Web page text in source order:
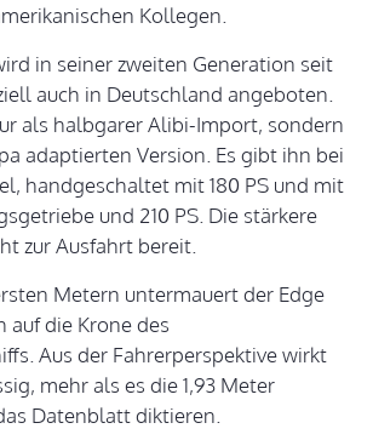
Kollegen.
in seiner zweiten Generation seit
auch in Deutschland angeboten.
als halbgarer Alibi-Import, sondern
adaptierten Version. Es gibt ihn bei
handgeschaltet mit 180 PS und mit
und 210 PS. Die stärkere
zur Ausfahrt bereit.
Metern untermauert der Edge
auf die Krone des
Aus der Fahrerperspektive wirkt
mehr als es die 1,93 Meter
Datenblatt diktieren.